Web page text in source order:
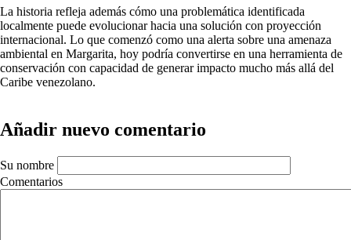
La historia refleja además cómo una problemática identificada
localmente puede evolucionar hacia una solución con proyección
internacional. Lo que comenzó como una alerta sobre una amenaza
ambiental en Margarita, hoy podría convertirse en una herramienta de
conservación con capacidad de generar impacto mucho más allá del
Caribe venezolano.
Añadir nuevo comentario
Su nombre
Comentarios